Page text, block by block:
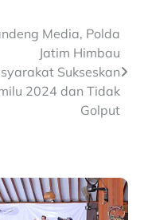
Media, Polda
Jatim Himbau
Sukseskan
2024 dan Tidak
Golput